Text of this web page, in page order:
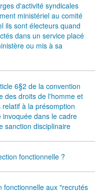
d'activité syndicales
ministériel au comité
ils sont électeurs quand
dans un service placé
ou mis à sa
6§2 de la convention
des droits de l'homme et
à la présomption
dans le cadre
sanction disciplinaire
fonctionnelle ?
fonctionnelle aux "recrutés